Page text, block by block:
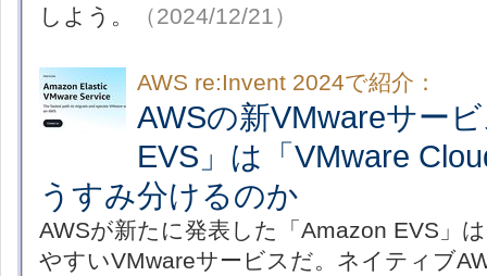
しよう。
（2024/12/21）
AWS re:Invent 2024で紹介：
AWSの新VMwareサー
EVS」は「VMware
うすみ分けるのか
AWSが新たに発表した「Amazon EVS」
やすいVMwareサービスだ。ネイティブ